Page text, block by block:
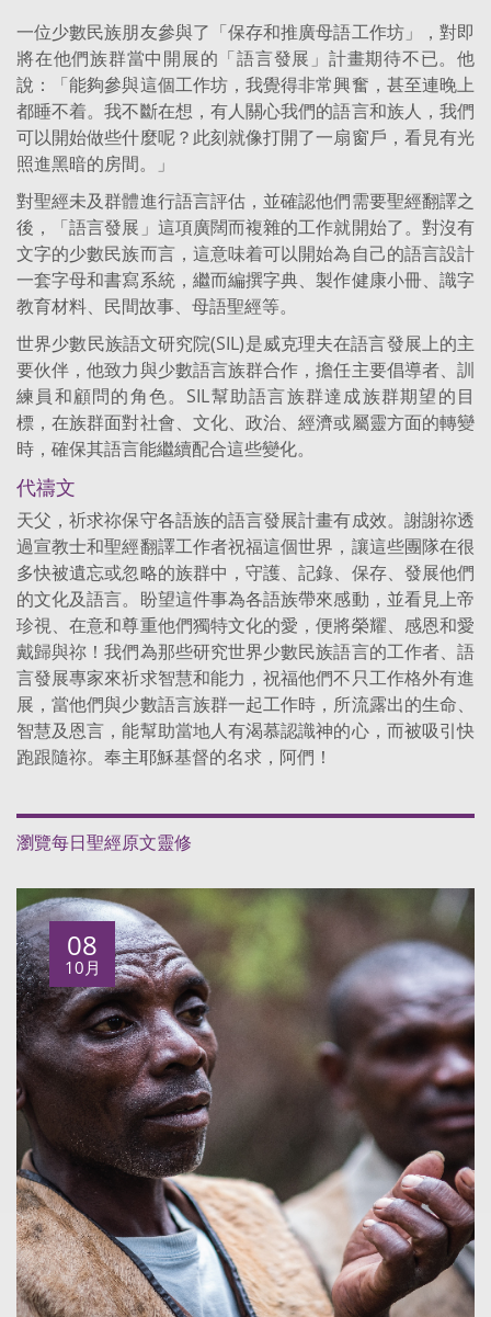
一位少數民族朋友參與了「保存和推廣母語工作坊」，對即
將在他們族群當中開展的「語言發展」計畫期待不已。他
說：「能夠參與這個工作坊，我覺得非常興奮，甚至連晚上
都睡不着。我不斷在想，有人關心我們的語言和族人，我們
可以開始做些什麼呢？此刻就像打開了一扇窗戶，看見有光
照進黑暗的房間。」
對聖經未及群體進行語言評估，並確認他們需要聖經翻譯之
後，「語言發展」這項廣闊而複雜的工作就開始了。對沒有
文字的少數民族而言，這意味着可以開始為自己的語言設計
一套字母和書寫系統，繼而編撰字典、製作健康小冊、識字
教育材料、民間故事、母語聖經等。
世界少數民族語文研究院(SIL)是威克理夫在語言發展上的主
要伙伴，他致力與少數語言族群合作，擔任主要倡導者、訓
練員和顧問的角色。SIL幫助語言族群達成族群期望的目
標，在族群面對社會、文化、政治、經濟或屬靈方面的轉變
時，確保其語言能繼續配合這些變化。
代禱文
天父，祈求祢保守各語族的語言發展計畫有成效。謝謝祢透
過宣教士和聖經翻譯工作者祝福這個世界，讓這些團隊在很
多快被遺忘或忽略的族群中，守護、記錄、保存、發展他們
的文化及語言。盼望這件事為各語族帶來感動，並看見上帝
珍視、在意和尊重他們獨特文化的愛，便將榮耀、感恩和愛
戴歸與祢！我們為那些研究世界少數民族語言的工作者、語
言發展專家來祈求智慧和能力，祝福他們不只工作格外有進
展，當他們與少數語言族群一起工作時，所流露出的生命、
智慧及恩言，能幫助當地人有渴慕認識神的心，而被吸引快
跑跟隨祢。奉主耶穌基督的名求，阿們！
瀏覽每日聖經原文靈修
08
10月